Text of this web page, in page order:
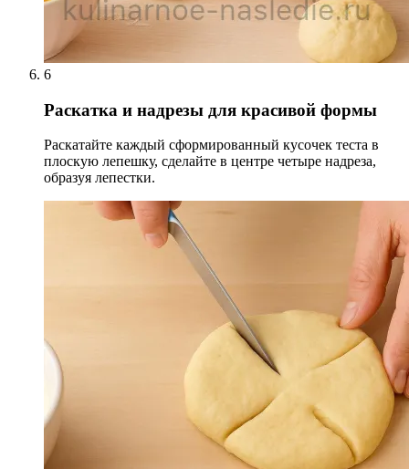
6
Раскатка и надрезы для красивой формы
Раскатайте каждый сформированный кусочек теста в
плоскую лепешку, сделайте в центре четыре надреза,
образуя лепестки.